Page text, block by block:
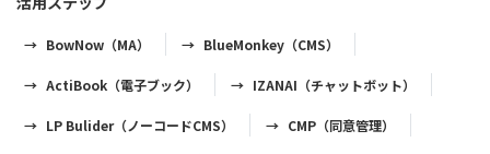
BowNow（MA） BlueMonkey（CMS）
ActiBook（電子ブック） IZANAI（チャットボット）
LP Bulider（ノーコードCMS） CMP（同意管理）